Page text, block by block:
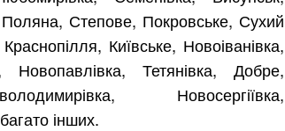
Степове, Покровське, Сухий
Київське, Новоіванівка,
Тетянівка, Добре,
Новосергіївка,
інших.